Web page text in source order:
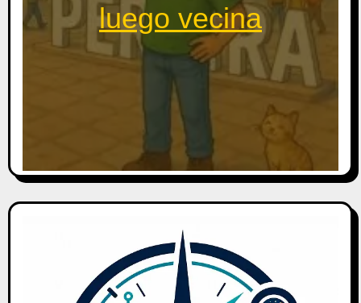
luego vecina